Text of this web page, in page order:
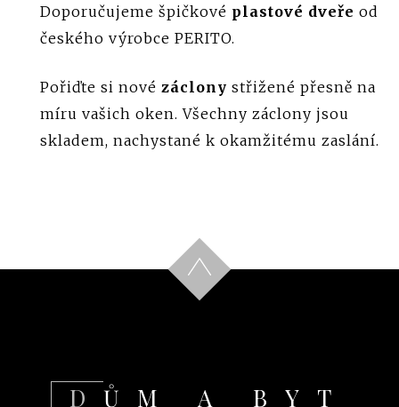
Doporučujeme špičkové plastové dveře od
českého výrobce PERITO.
Pořiďte si nové záclony střižené přesně na
míru vašich oken. Všechny záclony jsou
skladem, nachystané k okamžitému zaslání.
DŮM A BYT